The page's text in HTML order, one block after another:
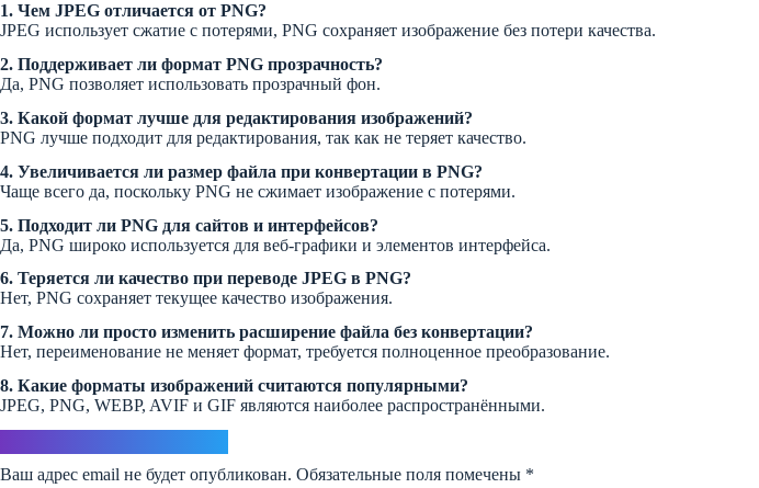
1. Чем JPEG отличается от PNG?
JPEG использует сжатие с потерями, PNG сохраняет изображение без потери качества.
2. Поддерживает ли формат PNG прозрачность?
Да, PNG позволяет использовать прозрачный фон.
3. Какой формат лучше для редактирования изображений?
PNG лучше подходит для редактирования, так как не теряет качество.
4. Увеличивается ли размер файла при конвертации в PNG?
Чаще всего да, поскольку PNG не сжимает изображение с потерями.
5. Подходит ли PNG для сайтов и интерфейсов?
Да, PNG широко используется для веб-графики и элементов интерфейса.
6. Теряется ли качество при переводе JPEG в PNG?
Нет, PNG сохраняет текущее качество изображения.
7. Можно ли просто изменить расширение файла без конвертации?
Нет, переименование не меняет формат, требуется полноценное преобразование.
8. Какие форматы изображений считаются популярными?
JPEG, PNG, WEBP, AVIF и GIF являются наиболее распространёнными.
Ваш адрес email не будет опубликован. Обязательные поля помечены *